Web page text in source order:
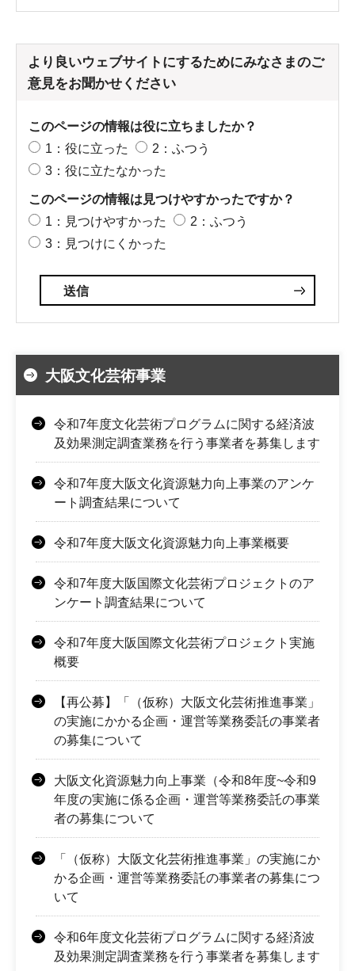
より良いウェブサイトにするためにみなさまのご
意見をお聞かせください
このページの情報は役に立ちましたか？
1：役に立った
2：ふつう
3：役に立たなかった
このページの情報は見つけやすかったですか？
1：見つけやすかった
2：ふつう
3：見つけにくかった
大阪文化芸術事業
令和7年度文化芸術プログラムに関する経済波
及効果測定調査業務を行う事業者を募集します
令和7年度大阪文化資源魅力向上事業のアンケ
ート調査結果について
令和7年度大阪文化資源魅力向上事業概要
令和7年度大阪国際文化芸術プロジェクトのア
ンケート調査結果について
令和7年度大阪国際文化芸術プロジェクト実施
概要
【再公募】「（仮称）大阪文化芸術推進事業」
の実施にかかる企画・運営等業務委託の事業者
の募集について
大阪文化資源魅力向上事業（令和8年度~令和9
年度の実施に係る企画・運営等業務委託の事業
者の募集について
「（仮称）大阪文化芸術推進事業」の実施にか
かる企画・運営等業務委託の事業者の募集につ
いて
令和6年度文化芸術プログラムに関する経済波
及効果測定調査業務を行う事業者を募集します